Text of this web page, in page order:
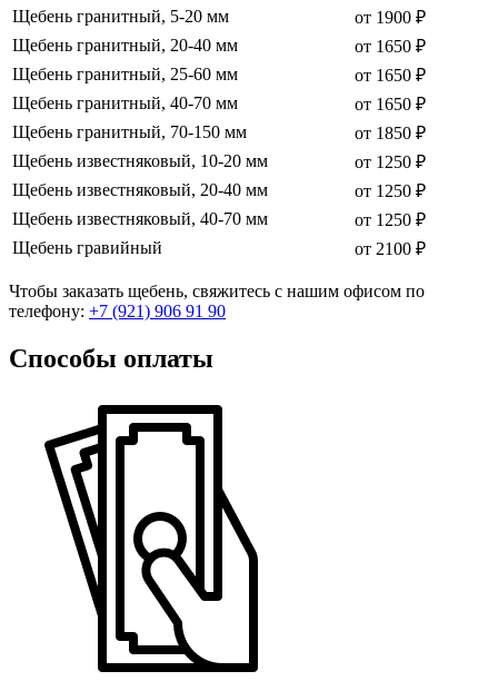
Щебень гранитный, 5-20 мм
от 1900 ₽
Щебень гранитный, 20-40 мм
от 1650 ₽
Щебень гранитный, 25-60 мм
от 1650 ₽
Щебень гранитный, 40-70 мм
от 1650 ₽
Щебень гранитный, 70-150 мм
от 1850 ₽
Щебень известняковый, 10-20 мм
от 1250 ₽
Щебень известняковый, 20-40 мм
от 1250 ₽
Щебень известняковый, 40-70 мм
от 1250 ₽
Щебень гравийный
от 2100 ₽
Чтобы заказать щебень, свяжитесь с нашим офисом по
телефону: +7 (921) 906 91 90
Способы оплаты